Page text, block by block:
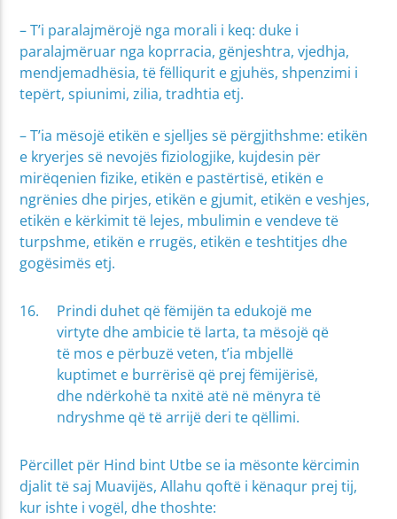
– T’i paralajmërojë nga morali i keq: duke i
paralajmëruar nga koprracia, gënjeshtra, vjedhja,
mendjemadhësia, të fëlliqurit e gjuhës, shpenzimi i
tepërt, spiunimi, zilia, tradhtia etj.
– T’ia mësojë etikën e sjelljes së përgjithshme: etikën
e kryerjes së nevojës fiziologjike, kujdesin për
mirëqenien fizike, etikën e pastërtisë, etikën e
ngrënies dhe pirjes, etikën e gjumit, etikën e veshjes,
etikën e kërkimit të lejes, mbulimin e vendeve të
turpshme, etikën e rrugës, etikën e teshtitjes dhe
gogësimës etj.
Prindi duhet që fëmijën ta edukojë me
virtyte dhe ambicie të larta, ta mësojë që
të mos e përbuzë veten, t’ia mbjellë
kuptimet e burrërisë që prej fëmijërisë,
dhe ndërkohë ta nxitë atë në mënyra të
ndryshme që të arrijë deri te qëllimi.
Përcillet për Hind bint Utbe se ia mësonte kërcimin
djalit të saj Muavijës, Allahu qoftë i kënaqur prej tij,
kur ishte i vogël, dhe thoshte: